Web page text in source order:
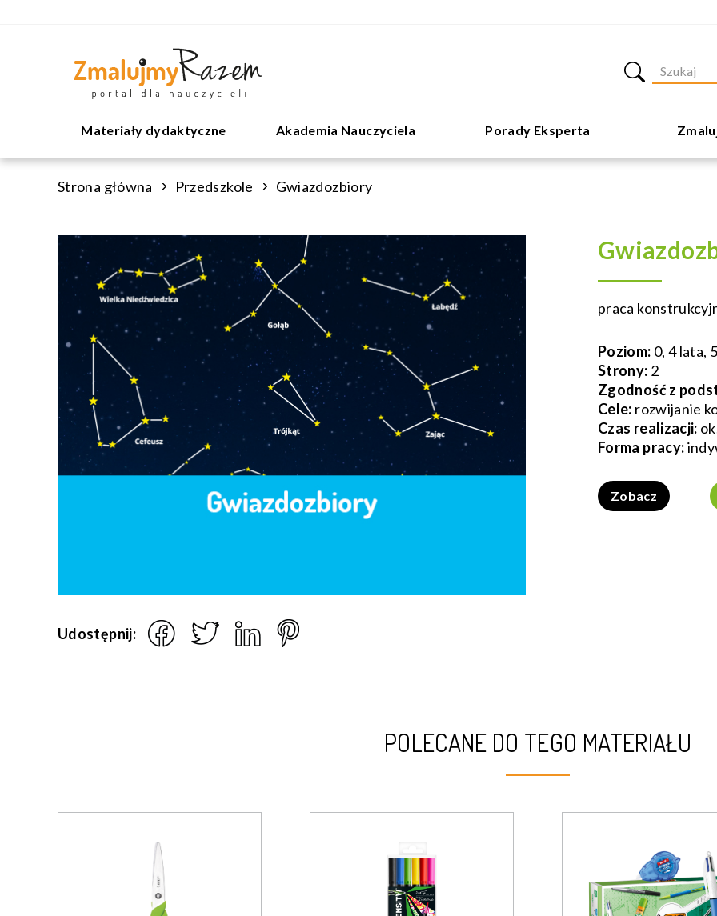
Materiały dydaktyczne Akademia Nauczyciela Porady Eksperta
Strona główna Przedszkole Gwiazdozbiory
Udostępnij:
praca
Poziom: 0, 4 lata,
Strony: 2
Zgodność z
Cele: rozwijanie
Czas realizacji:
Forma pracy:
Zobacz
POLECANE DO TEGO MATERIAŁU